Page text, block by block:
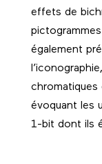
effets de
également
chromatiques
évoquant les
1-bit dont ils